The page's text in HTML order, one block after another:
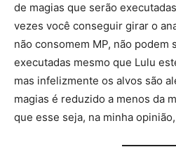
de magias que serão
vezes você conseguir girar o
não consomem MP, não podem
executadas mesmo que Lulu
mas infelizmente os alvos são
magias é reduzido a menos da
que esse seja, na minha